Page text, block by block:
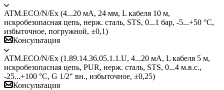
ATM.ECO/N/Ex (4...20 мА, 24 мм, L кабеля 10 м,
искробезопасная цепь, нерж. сталь, STS, 0...1 бар, -5...+50 °C,
избыточное, погружной, ±0,1)
Консультация
ATM.ECO/N/Ex (1.89.14.36.05.1.1.U, 4...20 мА, L кабеля 5 м,
искробезопасная цепь, PUR, нерж. сталь, STS, 0...4 м.в.с.,
-25...+100 °C, G 1/2" вн., избыточное, ±0,25)
Консультация